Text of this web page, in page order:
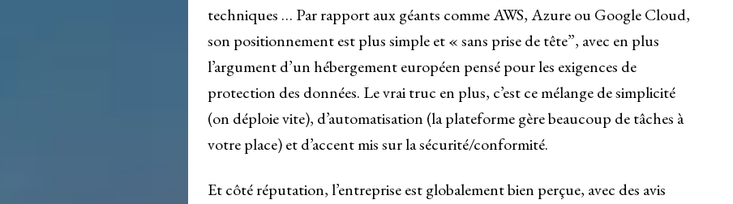
techniques … Par rapport aux géants comme AWS, Azure ou Google Cloud,
son positionnement est plus simple et « sans prise de tête”, avec en plus
l’argument d’un hébergement européen pensé pour les exigences de
protection des données. Le vrai truc en plus, c’est ce mélange de simplicité
(on déploie vite), d’automatisation (la plateforme gère beaucoup de tâches à
votre place) et d’accent mis sur la sécurité/conformité.
Et côté réputation, l’entreprise est globalement bien perçue, avec des avis